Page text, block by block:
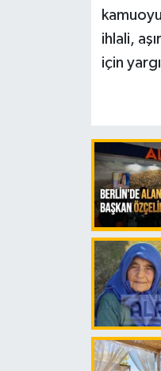
ihlali,
için